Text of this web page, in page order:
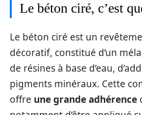
Le béton ciré, c’est
Le béton ciré est un
décoratif, constitué d’un
de résines à base d’eau,
pigments minéraux. Cette
offre une grande adhérence